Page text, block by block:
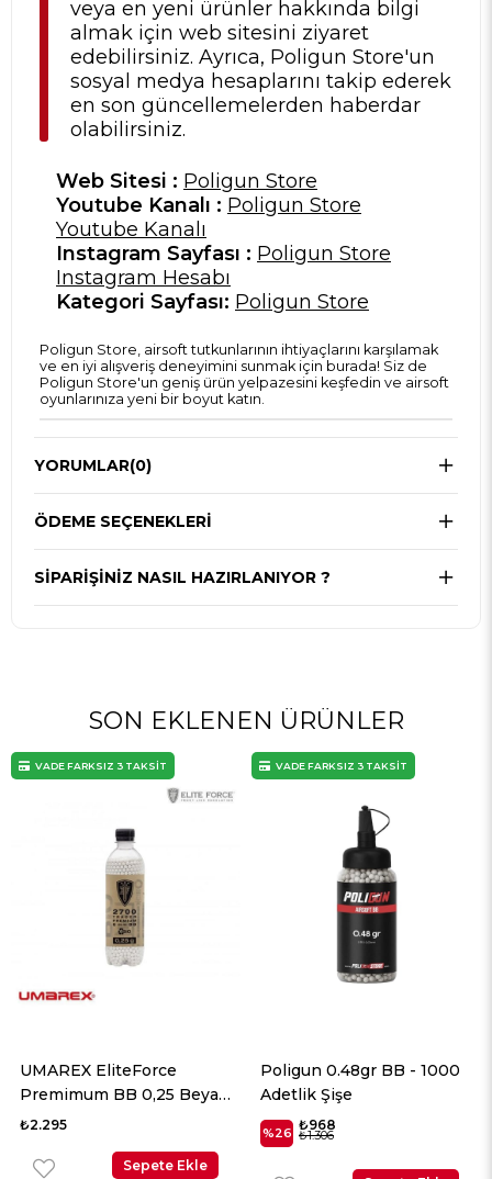
veya en yeni ürünler hakkında bilgi
almak için web sitesini ziyaret
edebilirsiniz. Ayrıca, Poligun Store'un
sosyal medya hesaplarını takip ederek
en son güncellemelerden haberdar
olabilirsiniz.
Web Sitesi : Poligun Store
Youtube Kanalı : Poligun Store
Youtube Kanalı
Instagram Sayfası : Poligun Store
Instagram Hesabı
Kategori Sayfası: Poligun Store
Poligun Store, airsoft tutkunlarının ihtiyaçlarını karşılamak
ve en iyi alışveriş deneyimini sunmak için burada! Siz de
Poligun Store'un geniş ürün yelpazesini keşfedin ve airsoft
oyunlarınıza yeni bir boyut katın.
YORUMLAR(0)
ÖDEME SEÇENEKLERI
SIPARIŞINIZ NASIL HAZIRLANIYOR ?
SON EKLENEN ÜRÜNLER
BB 0,25 Beyaz
Sepete Ekle
3 TAKSİT
Poligun 0.48gr BB - 1000
Adetlik Şişe
VADE FARKSIZ 3 TAKSİT
Poligun